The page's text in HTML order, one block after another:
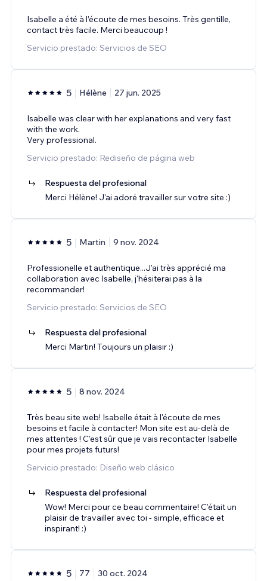
Isabelle a été à l’écoute de mes besoins. Très gentille,
contact très facile. Merci beaucoup !
Servicio prestado: Servicios de SEO
5 Hélène 27 jun. 2025
Isabelle was clear with her explanations and very fast
with the work.
Very professional.
Servicio prestado: Rediseño de página web
Respuesta del profesional
Merci Hélène! J'ai adoré travailler sur votre site :)
5 Martin 9 nov. 2024
Professionelle et authentique...J'ai très apprécié ma
collaboration avec Isabelle, j'hésiterai pas à la
recommander!
Servicio prestado: Servicios de SEO
Respuesta del profesional
Merci Martin! Toujours un plaisir :)
5 8 nov. 2024
Très beau site web! Isabelle était à l'écoute de mes
besoins et facile à contacter! Mon site est au-delà de
mes attentes ! C'est sûr que je vais recontacter Isabelle
pour mes projets futurs!
Servicio prestado: Diseño web clásico
Respuesta del profesional
Wow! Merci pour ce beau commentaire! C'était un
plaisir de travailler avec toi - simple, efficace et
inspirant! :)
5 77 30 oct. 2024